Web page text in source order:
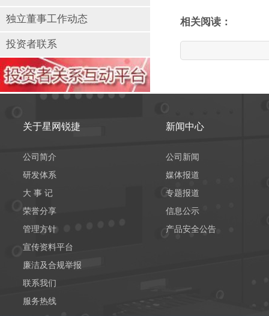
独立董事工作动态
投资者联系
相关阅读：
关于星网锐捷
公司简介
研发体系
大 事 记
荣誉分享
管理方针
宣传资料平台
廉洁及合规举报
联系我们
服务热线
新闻中心
公司新闻
媒体报道
专题报道
信息公示
产品安全公告